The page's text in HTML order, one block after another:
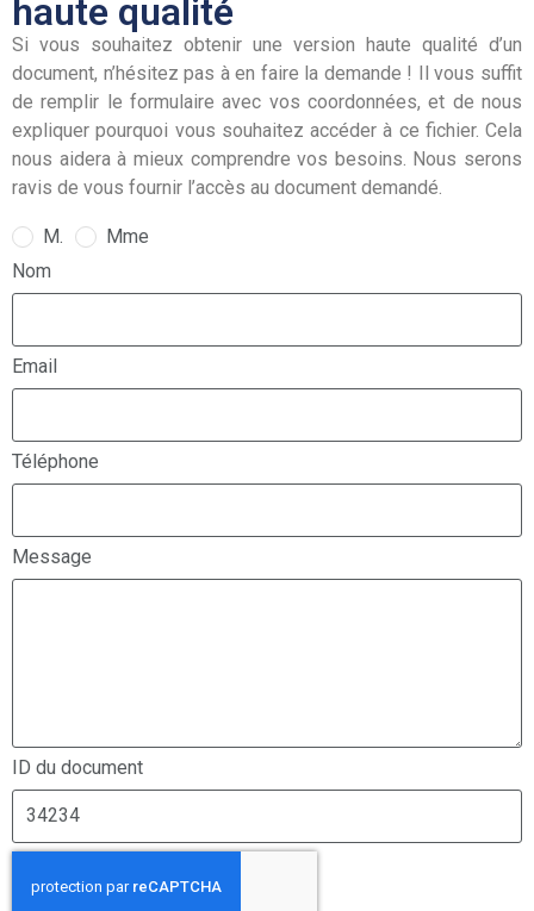
haute qualité
Si vous souhaitez obtenir une version haute qualité d’un
document, n’hésitez pas à en faire la demande ! Il vous suffit
de remplir le formulaire avec vos coordonnées, et de nous
expliquer pourquoi vous souhaitez accéder à ce fichier. Cela
nous aidera à mieux comprendre vos besoins. Nous serons
ravis de vous fournir l’accès au document demandé.
M.
Mme
Nom
Email
Téléphone
Message
ID du document